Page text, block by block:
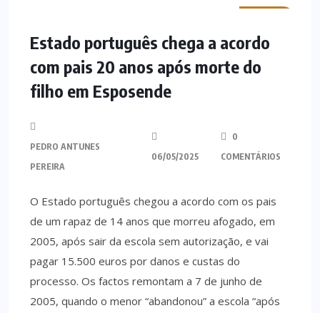
Estado português chega a acordo
com pais 20 anos após morte do
filho em Esposende
PEDRO ANTUNES
PEREIRA
06/05/2025
0
COMENTÁRIOS
O Estado português chegou a acordo com os pais
de um rapaz de 14 anos que morreu afogado, em
2005, após sair da escola sem autorização, e vai
pagar 15.500 euros por danos e custas do
processo. Os factos remontam a 7 de junho de
2005, quando o menor “abandonou” a escola “após